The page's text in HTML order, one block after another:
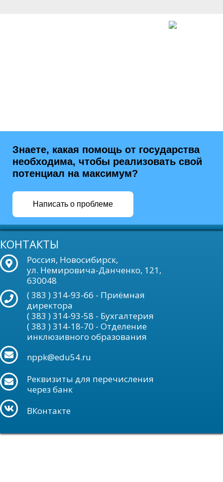
Знаете, какая помощь от государства
необходима, чтобы реализовать свой
потенциал на максимум?
Написать о проблеме
КОНТАКТЫ
Россия, Новосибирск,
ул. Немировича-Данченко, 121,
630048
( 383 ) 314-93-66 - Приёмная
директора
( 383 ) 314-93-58 - Бухгалтерия
( 383 ) 314-18-70 - Отделение
инклюзивного образования
nppk@edu54.ru
Реквизиты для перечисления
через банк
ВКонтакте